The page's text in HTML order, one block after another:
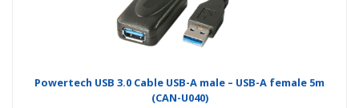
Powertech USB 3.0 Cable USB-A male – USB-A female 5m
(CAN-U040)